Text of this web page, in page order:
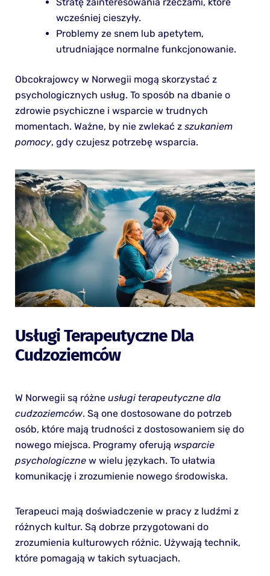
wcześniej cieszyły.
Problemy ze snem lub apetytem,
utrudniające normalne funkcjonowanie.
Obcokrajowcy w Norwegii mogą skorzystać z
psychologicznych usług. To sposób na dbanie o
zdrowie psychiczne i wsparcie w trudnych
momentach. Ważne, by nie zwlekać z szukaniem
pomocy, gdy czujesz potrzebę wsparcia.
Usługi Terapeutyczne Dla
Cudzoziemców
W Norwegii są różne usługi terapeutyczne dla
cudzoziemców. Są one dostosowane do potrzeb
osób, które mają trudności z dostosowaniem się do
nowego miejsca. Programy oferują wsparcie
psychologicznew wielu językach. To ułatwia
komunikację i zrozumienie nowego środowiska.
Terapeuci mają doświadczenie w pracy z ludźmi z
różnych kultur. Są dobrze przygotowani do
zrozumienia kulturowych różnic. Używają technik,
które pomagają w takich sytuacjach.